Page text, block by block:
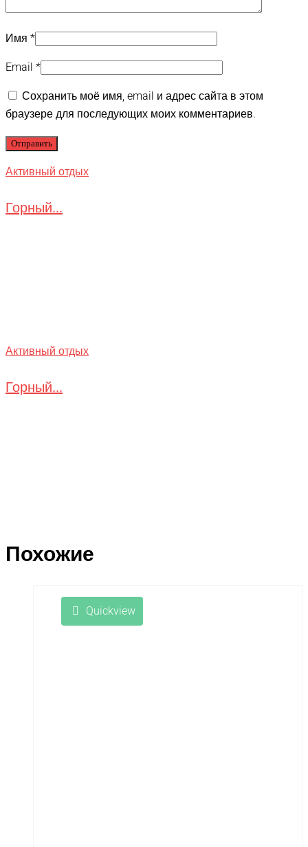
Имя *
Email *
Сохранить моё имя, email и адрес сайта в этом
браузере для последующих моих комментариев.
Активный отдых
Горный...
Активный отдых
Горный...
Похожие
Quickview